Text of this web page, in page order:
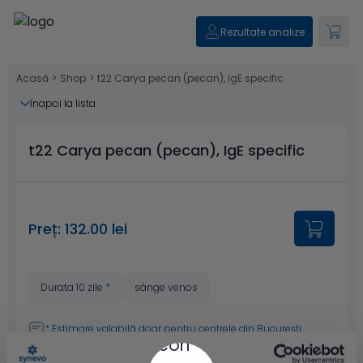
Rezultate analize
Acasă > Shop > t22 Carya pecan (pecan), IgE specific
înapoi la lista
t22 Carya pecan (pecan), IgE specific
Preț: 132.00 lei
Durata 10 zile * sânge venos
* Estimare valabilă doar pentru centrele din București